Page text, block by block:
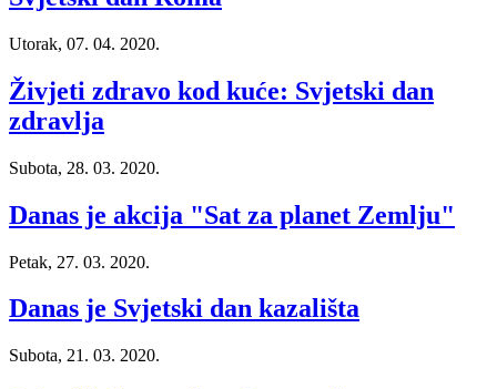
Utorak, 07. 04. 2020.
Živjeti zdravo kod kuće: Svjetski dan
zdravlja
Subota, 28. 03. 2020.
Danas je akcija "Sat za planet Zemlju"
Petak, 27. 03. 2020.
Danas je Svjetski dan kazališta
Subota, 21. 03. 2020.